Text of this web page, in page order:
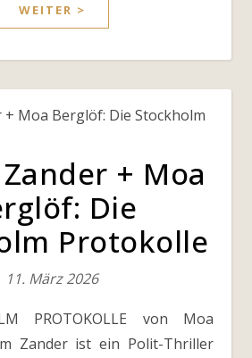
WEITER >
+ Moa
Die
Protokolle
11. März 2026
Zander ist ein Polit-Thriller